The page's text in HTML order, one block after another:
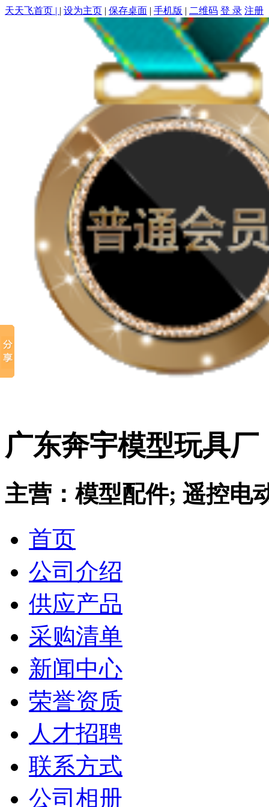
天天飞首页 | | 设为主页 | 保存桌面 | 手机版 | 二维码 登 录 注册
广东奔宇模型玩具厂
主营：模型配件; 遥控电
首页
公司介绍
供应产品
采购清单
新闻中心
荣誉资质
人才招聘
联系方式
公司相册